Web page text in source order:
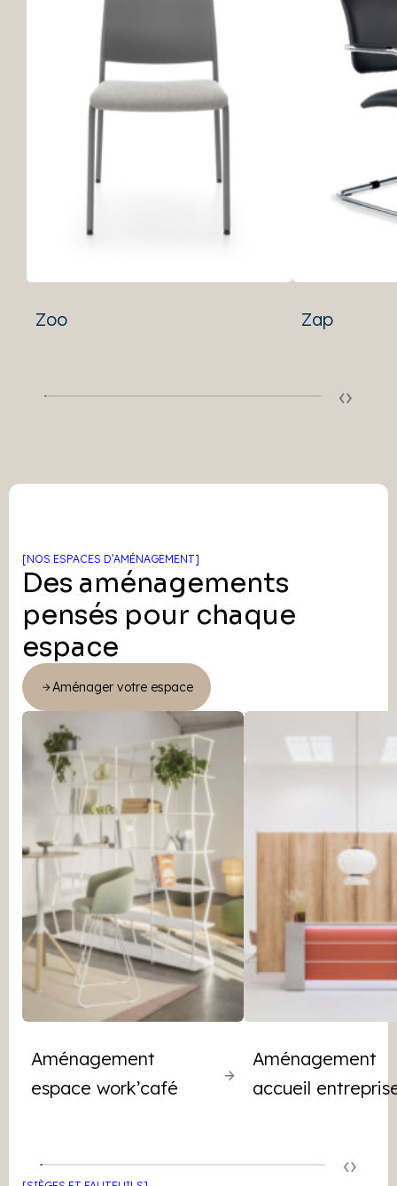
Zoo Zap
‹›
[NOS ESPACES D’AMÉNAGEMENT]
Des aménagements
pensés pour chaque
espace
Aménager votre espace
Aménagement
espace work’café
Aménagement
accueil
‹›